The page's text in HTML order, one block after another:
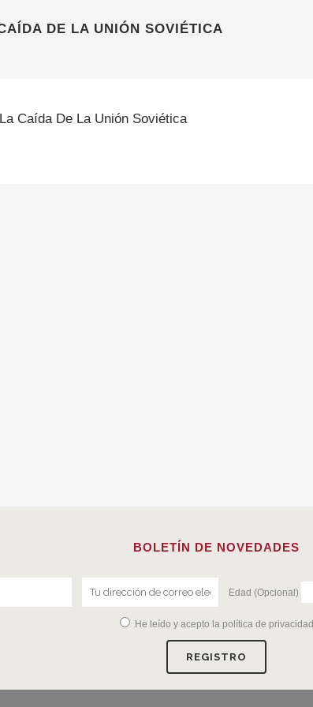
DE LA UNIÓN SOVIÉTICA
Caída De La Unión Soviética
BOLETÍN DE NOVEDADES
Edad (Opcional)
He leído y acepto la política de privacidad